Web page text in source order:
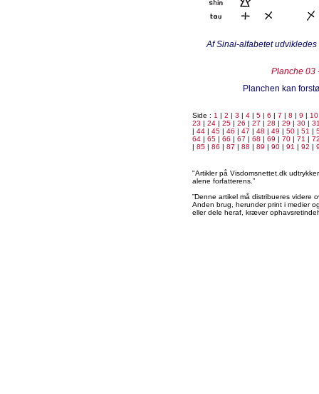
Af Sinai-alfabetet
Planche 03
Planchen kan
Side : 1 | 2 | 3 | 4 | 5 | 6 | 7 | 8 | 9 | 10
23 | 24 | 25 | 26 | 27 | 28 | 29 | 30 |
| 44 | 45 | 46 | 47 | 48 | 49 | 50 | 51 |
64 | 65 | 66 | 67 | 68 | 69 | 70 | 71 |
| 85 | 86 | 87 | 88 | 89 | 90 | 91 | 92 |
"Artikler på Visdomsnettet.dk
alene forfatterens.”
”Denne artikel må distribueres videre
Anden brug, herunder print i medier
eller dele heraf, kræver